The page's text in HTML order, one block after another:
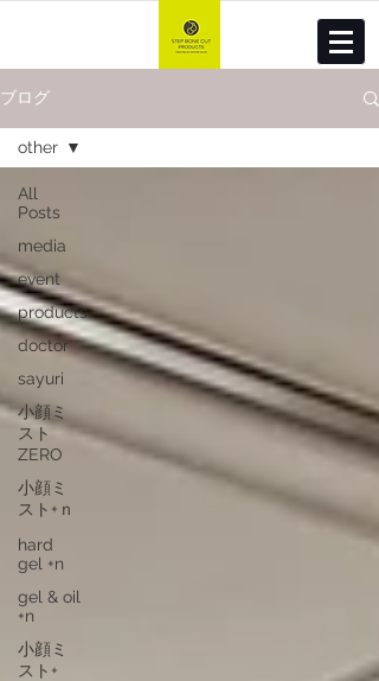
ブログ
All
Posts
media
event
products
doctor
sayuri
小顔ミ
スト
ZERO
小顔ミ
スト+ｎ
hard
gel +n
gel & oil
+n
小顔ミ
スト+
other